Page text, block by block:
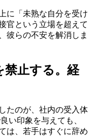
に「未熟な自分を受け
官という立場を超えて
彼らの不安を解消しま
禁止する。経
たのが、社内の受入体
い印象を与えても、
は、若手はすぐに辞め